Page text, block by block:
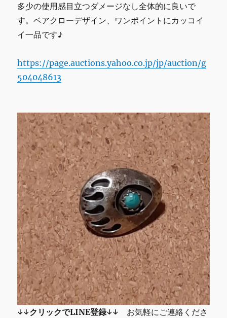
ス
ト
ェ
グ
[RIN0469]
イ
ン
デ
ィ
ア
ン
ネ
イ
テ
ィ
ブ
一
点
物
7
号
に
多少の使用感目立つダメージなし全体的に良いで
す。ベアクローデザイン、ワンポイントにカッコイ
イ一品です♪
https://page.auctions.yahoo.co.jp/jp/auction/g
504048613
↓↓クリックでLINE登録↓↓ お気軽にご連絡くださ